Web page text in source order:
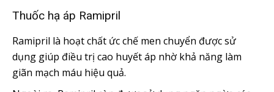
Thuốc hạ áp Ramipril
Ramipril là hoạt chất ức chế men chuyển được sử
dụng giúp điều trị cao huyết áp nhờ khả năng làm
giãn mạch máu hiệu quả.